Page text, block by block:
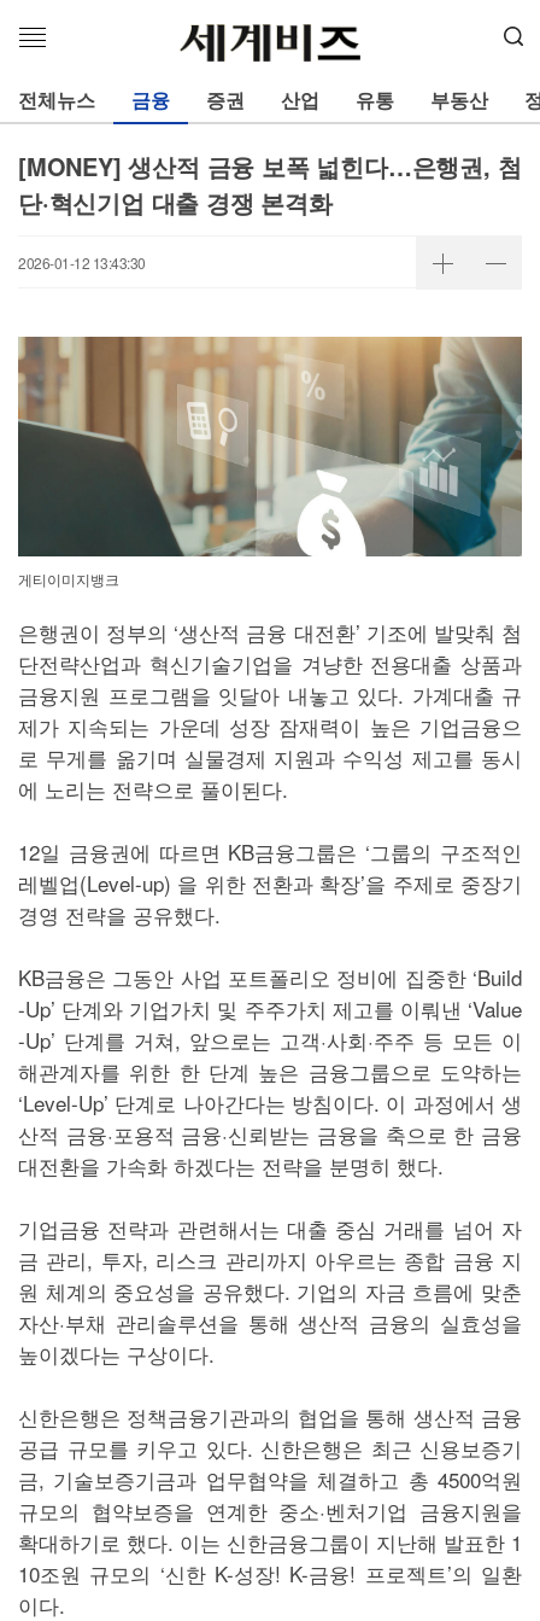
메
열
기
전체뉴스 금융 증권 산업 유통 부동산
[MONEY] 생산적 금융 보폭 넓힌다…은행권, 첨
단·혁신기업 대출 경쟁 본격화
2026-01-12 13:43:30
게티이미지뱅크
은행권이 정부의 ‘생산적 금융 대전환’ 기조에 발맞춰 첨
단전략산업과 혁신기술기업을 겨냥한 전용대출 상품과
금융지원 프로그램을 잇달아 내놓고 있다. 가계대출 규
제가 지속되는 가운데 성장 잠재력이 높은 기업금융으
로 무게를 옮기며 실물경제 지원과 수익성 제고를 동시
에 노리는 전략으로 풀이된다.
12일 금융권에 따르면 KB금융그룹은 ‘그룹의 구조적인
레벨업(Level-up) 을 위한 전환과 확장’을 주제로 중장기
경영 전략을 공유했다.
KB금융은 그동안 사업 포트폴리오 정비에 집중한 ‘Build
-Up’ 단계와 기업가치 및 주주가치 제고를 이뤄낸 ‘Value
-Up’ 단계를 거쳐, 앞으로는 고객·사회·주주 등 모든 이
해관계자를 위한 한 단계 높은 금융그룹으로 도약하는
‘Level-Up’ 단계로 나아간다는 방침이다. 이 과정에서 생
산적 금융·포용적 금융·신뢰받는 금융을 축으로 한 금융
대전환을 가속화 하겠다는 전략을 분명히 했다.
기업금융 전략과 관련해서는 대출 중심 거래를 넘어 자
금 관리, 투자, 리스크 관리까지 아우르는 종합 금융 지
원 체계의 중요성을 공유했다. 기업의 자금 흐름에 맞춘
자산·부채 관리솔루션을 통해 생산적 금융의 실효성을
높이겠다는 구상이다.
신한은행은 정책금융기관과의 협업을 통해 생산적 금융
공급 규모를 키우고 있다. 신한은행은 최근 신용보증기
금, 기술보증기금과 업무협약을 체결하고 총 4500억원
규모의 협약보증을 연계한 중소·벤처기업 금융지원을
확대하기로 했다. 이는 신한금융그룹이 지난해 발표한 1
10조원 규모의 ‘신한 K-성장! K-금융! 프로젝트’의 일환
이다.